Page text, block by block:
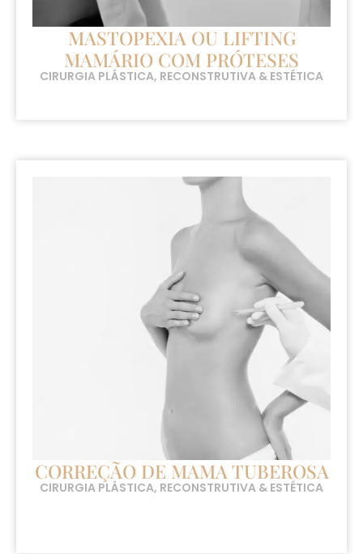
MASTOPEXIA OU LIFTING
MAMÁRIO COM PRÓTESES
CIRURGIA PLÁSTICA, RECONSTRUTIVA & ESTÉTICA
CORREÇÃO DE MAMA TUBEROSA
CIRURGIA PLÁSTICA, RECONSTRUTIVA & ESTÉTICA